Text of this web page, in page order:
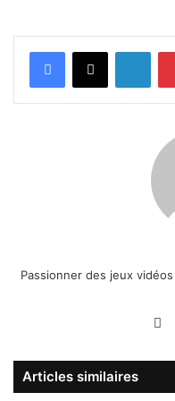
Passionner des jeux vidéos
Articles similaires